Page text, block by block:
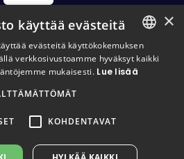
All Rights Reserved
FINNISH
×
käyttää evästeitä
evästeitä käyttökokemuksen
verkkosivustoamme hyväksyt kaikki
mukaisesti. Lue lisää
KOHDENTAVAT